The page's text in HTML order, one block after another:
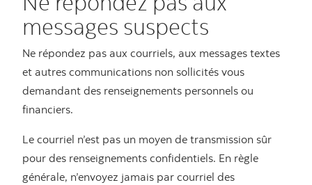
messages suspects
Ne répondez pas aux courriels, aux messages textes
et autres communications non sollicités vous
demandant des renseignements personnels ou
financiers.
Le courriel n’est pas un moyen de transmission sûr
pour des renseignements confidentiels. En règle
générale, n’envoyez jamais par courriel des